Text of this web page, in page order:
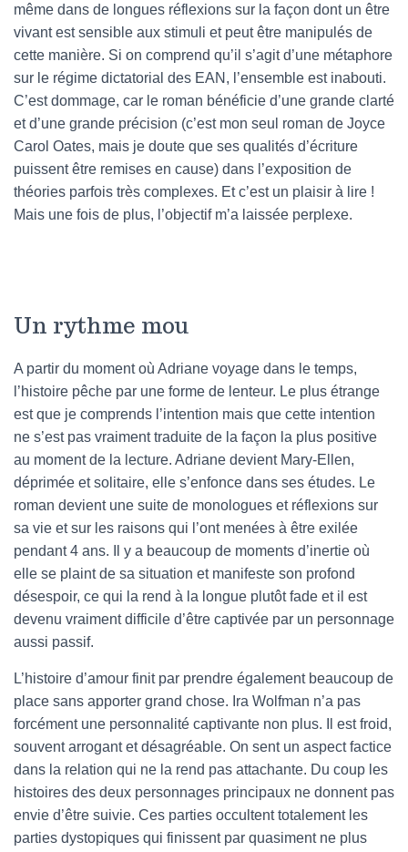
même dans de longues réflexions sur la façon dont un être
vivant est sensible aux stimuli et peut être manipulés de
cette manière. Si on comprend qu’il s’agit d’une métaphore
sur le régime dictatorial des EAN, l’ensemble est inabouti.
C’est dommage, car le roman bénéficie d’une grande clarté
et d’une grande précision (c’est mon seul roman de Joyce
Carol Oates, mais je doute que ses qualités d’écriture
puissent être remises en cause) dans l’exposition de
théories parfois très complexes. Et c’est un plaisir à lire !
Mais une fois de plus, l’objectif m’a laissée perplexe.
Un rythme mou
A partir du moment où Adriane voyage dans le temps,
l’histoire pêche par une forme de lenteur. Le plus étrange
est que je comprends l’intention mais que cette intention
ne s’est pas vraiment traduite de la façon la plus positive
au moment de la lecture. Adriane devient Mary-Ellen,
déprimée et solitaire, elle s’enfonce dans ses études. Le
roman devient une suite de monologues et réflexions sur
sa vie et sur les raisons qui l’ont menées à être exilée
pendant 4 ans. Il y a beaucoup de moments d’inertie où
elle se plaint de sa situation et manifeste son profond
désespoir, ce qui la rend à la longue plutôt fade et il est
devenu vraiment difficile d’être captivée par un personnage
aussi passif.
L’histoire d’amour finit par prendre également beaucoup de
place sans apporter grand chose. Ira Wolfman n’a pas
forcément une personnalité captivante non plus. Il est froid,
souvent arrogant et désagréable. On sent un aspect factice
dans la relation qui ne la rend pas attachante. Du coup les
histoires des deux personnages principaux ne donnent pas
envie d’être suivie. Ces parties occultent totalement les
parties dystopiques qui finissent par quasiment ne plus